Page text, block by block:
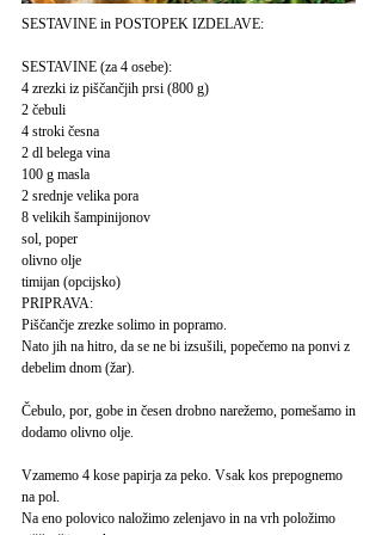
SESTAVINE in POSTOPEK IZDELAVE:
SESTAVINE (za 4 osebe):
4 zrezki iz piščančjih prsi (800 g)
2 čebuli
4 stroki česna
2 dl belega vina
100 g masla
2 srednje velika pora
8 velikih šampinijonov
sol, poper
olivno olje
timijan (opcijsko)
PRIPRAVA:
Piščančje zrezke solimo in popramo.
Nato jih na hitro, da se ne bi izsušili, popečemo na ponvi z
debelim dnom (žar).
Čebulo, por, gobe in česen drobno narežemo, pomešamo in
dodamo olivno olje.
Vzamemo 4 kose papirja za peko. Vsak kos prepognemo
na pol.
Na eno polovico naložimo zelenjavo in na vrh položimo